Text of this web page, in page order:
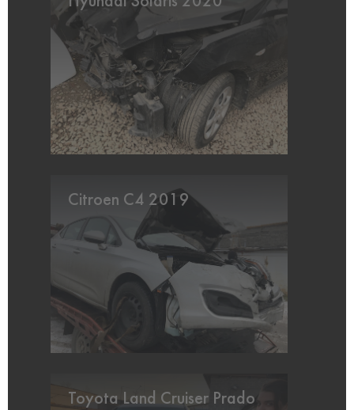
Citroen C4 2019
Toyota Land Cruiser Prado